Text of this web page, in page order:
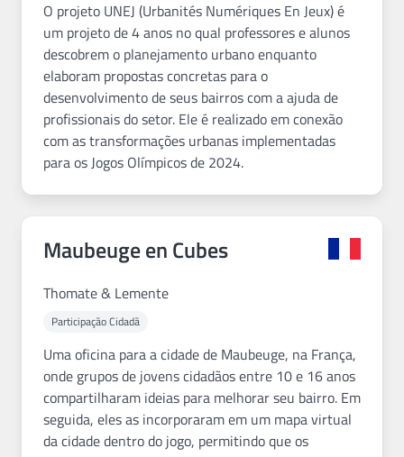
O projeto UNEJ (Urbanités Numériques En Jeux) é
um projeto de 4 anos no qual professores e alunos
descobrem o planejamento urbano enquanto
elaboram propostas concretas para o
desenvolvimento de seus bairros com a ajuda de
profissionais do setor. Ele é realizado em conexão
com as transformações urbanas implementadas
para os Jogos Olímpicos de 2024.
Maubeuge en Cubes
Thomate & Lemente
Participação Cidadã
Uma oficina para a cidade de Maubeuge, na França,
onde grupos de jovens cidadãos entre 10 e 16 anos
compartilharam ideias para melhorar seu bairro. Em
seguida, eles as incorporaram em um mapa virtual
da cidade dentro do jogo, permitindo que os